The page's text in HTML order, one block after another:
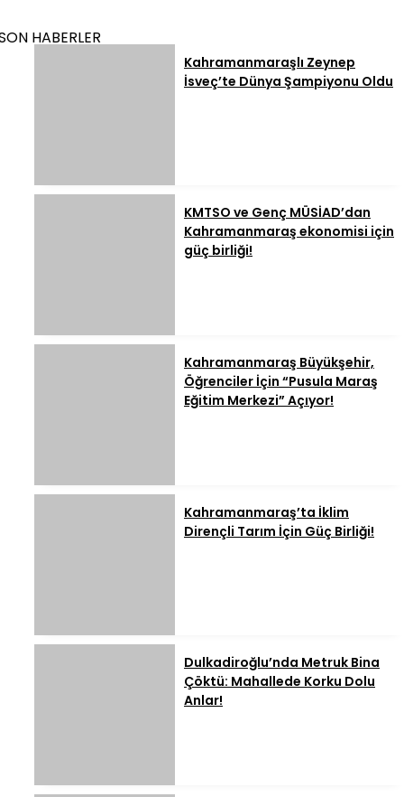
HABERLER
Kahramanmaraşlı Zeynep
İsveç’te Dünya Şampiyonu Oldu
KMTSO ve Genç MÜSİAD’dan
Kahramanmaraş ekonomisi için
güç birliği!
Kahramanmaraş Büyükşehir,
Öğrenciler İçin “Pusula Maraş
Eğitim Merkezi” Açıyor!
Kahramanmaraş’ta İklim
Dirençli Tarım İçin Güç Birliği!
Dulkadiroğlu’nda Metruk Bina
Çöktü: Mahallede Korku Dolu
Anlar!